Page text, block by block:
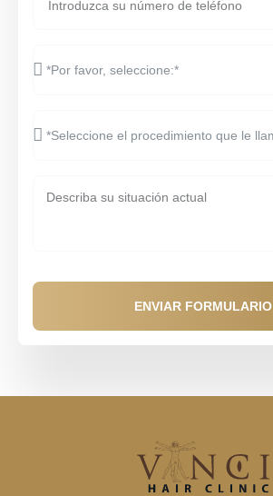
ENVIAR FORMULARIO